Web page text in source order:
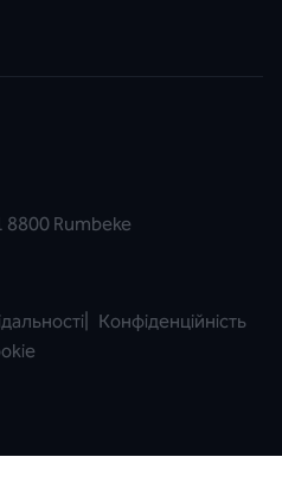
8800 Rumbeke
Конфіденційність